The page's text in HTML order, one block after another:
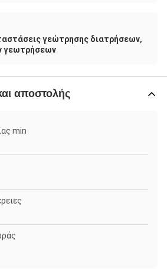
γεώτρησης διατρήσεων,
γεωτρήσεων
αποστολής
min